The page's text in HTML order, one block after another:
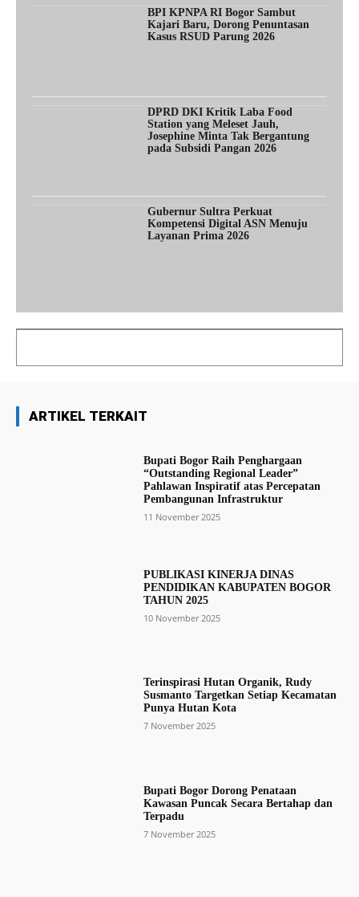
BPI KPNPA RI Bogor Sambut
Kajari Baru, Dorong Penuntasan
Kasus RSUD Parung 2026
DPRD DKI Kritik Laba Food
Station yang Meleset Jauh,
Josephine Minta Tak Bergantung
pada Subsidi Pangan 2026
Gubernur Sultra Perkuat
Kompetensi Digital ASN Menuju
Layanan Prima 2026
ARTIKEL TERKAIT
Bupati Bogor Raih Penghargaan
“Outstanding Regional Leader”
Pahlawan Inspiratif atas Percepatan
Pembangunan Infrastruktur
11 November 2025
PUBLIKASI KINERJA DINAS
PENDIDIKAN KABUPATEN BOGOR
TAHUN 2025
10 November 2025
Terinspirasi Hutan Organik, Rudy
Susmanto Targetkan Setiap Kecamatan
Punya Hutan Kota
7 November 2025
Bupati Bogor Dorong Penataan
Kawasan Puncak Secara Bertahap dan
Terpadu
7 November 2025